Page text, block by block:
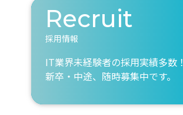
Recruit
採用情報
IT業界未経験者の採用実績多数！
新卒・中途、随時募集中です。